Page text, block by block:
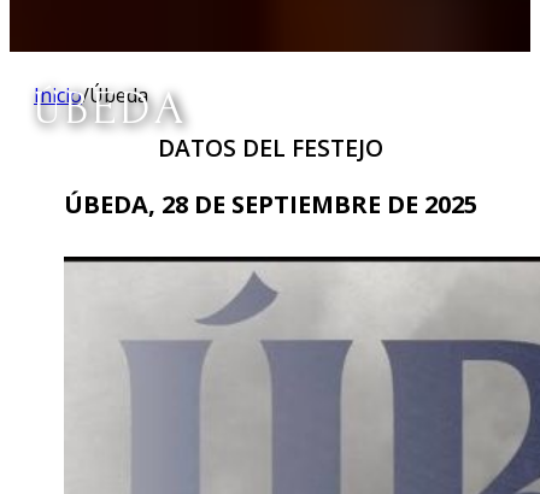
ÚBEDA
Inicio/Úbeda
DATOS DEL FESTEJO
ÚBEDA, 28 DE SEPTIEMBRE DE 2025